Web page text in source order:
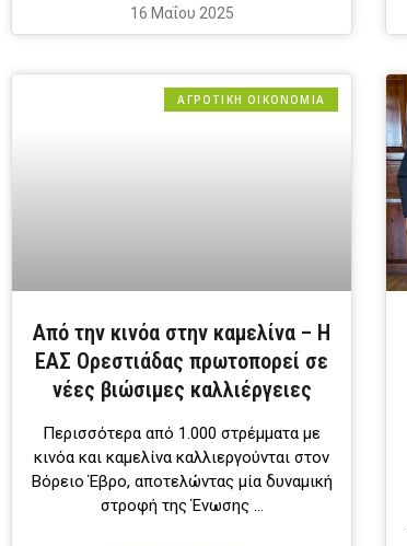
16 Μαΐου 2025
ΑΓΡΟΤΙΚΗ ΟΙΚΟΝΟΜΙΑ
Από την κινόα στην καμελίνα – Η
ΕΑΣ Ορεστιάδας πρωτοπορεί σε
νέες βιώσιμες καλλιέργειες
Περισσότερα από 1.000 στρέμματα με
κινόα και καμελίνα καλλιεργούνται στον
Βόρειο Έβρο, αποτελώντας μία δυναμική
στροφή της Ένωσης …